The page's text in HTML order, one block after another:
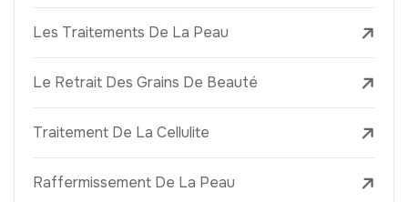
Les Traitements De La Peau
Le Retrait Des Grains De Beauté
Traitement De La Cellulite
Raffermissement De La Peau